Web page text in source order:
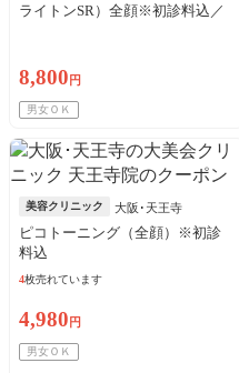
ライトンSR）全顔※初診料込／
8,800 円
男女ＯＫ
美容クリニック 大阪･天王寺
ピコトーニング（全顔）※初診
料込
4枚売れています
4,980 円
男女ＯＫ